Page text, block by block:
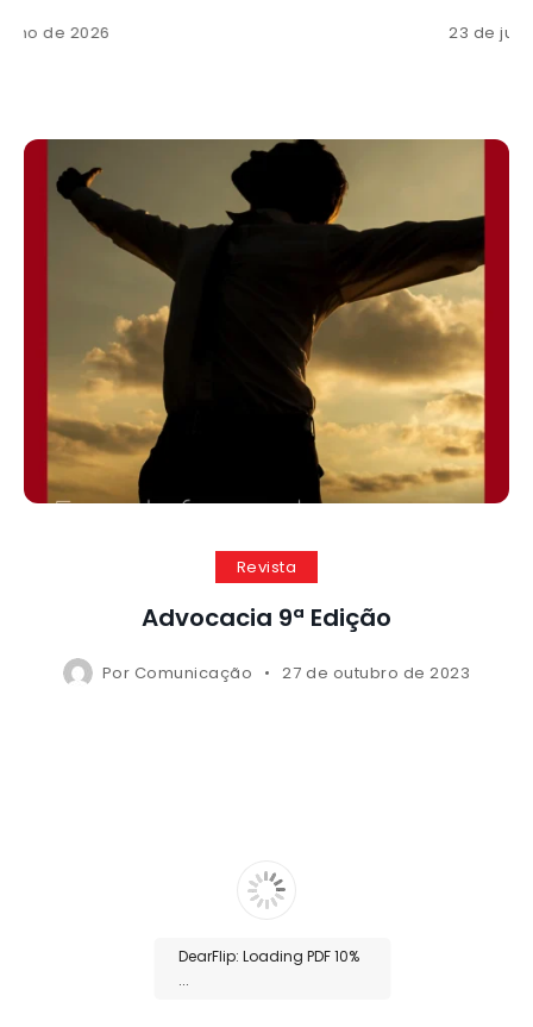
23 de julho de 2026
Revista
Advocacia 9ª Edição
Por Comunicação 27 de outubro de 2023